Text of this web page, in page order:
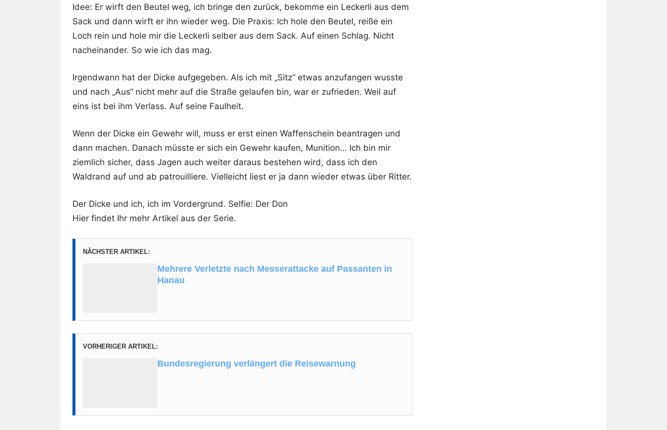
Idee: Er wirft den Beutel weg, ich bringe den zurück, bekomme ein Leckerli aus dem
Sack und dann wirft er ihn wieder weg. Die Praxis: Ich hole den Beutel, reiße ein
Loch rein und hole mir die Leckerli selber aus dem Sack. Auf einen Schlag. Nicht
nacheinander. So wie ich das mag.
Irgendwann hat der Dicke aufgegeben. Als ich mit „Sitz“ etwas anzufangen wusste
und nach „Aus“ nicht mehr auf die Straße gelaufen bin, war er zufrieden. Weil auf
eins ist bei ihm Verlass. Auf seine Faulheit.
Wenn der Dicke ein Gewehr will, muss er erst einen Waffenschein beantragen und
dann machen. Danach müsste er sich ein Gewehr kaufen, Munition… Ich bin mir
ziemlich sicher, dass Jagen auch weiter daraus bestehen wird, dass ich den
Waldrand auf und ab patrouilliere. Vielleicht liest er ja dann wieder etwas über Ritter.
Der Dicke und ich, ich im Vordergrund. Selfie: Der Don
Hier findet Ihr mehr Artikel aus der Serie.
NÄCHSTER ARTIKEL:
Mehrere Verletzte nach Messerattacke auf Passanten in
Hanau
VORHERIGER ARTIKEL:
Bundesregierung verlängert die Reisewarnung